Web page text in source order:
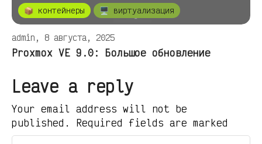
📦 контейнеры 🖥️ виртуализация
admin, 8 августа, 2025
Proxmox VE 9.0: Большое обновление
Leave a reply
Your email address will not be
published. Required fields are marked